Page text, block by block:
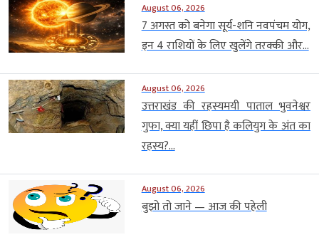
August 06, 2026
7 अगस्त को बनेगा सूर्य-शनि नवपंचम योग,
इन 4 राशियों के लिए खुलेंगे तरक्की और...
August 06, 2026
उत्तराखंड की रहस्यमयी पाताल भुवनेश्वर
गुफा, क्या यहीं छिपा है कलियुग के अंत का
रहस्य?...
August 06, 2026
बुझो तो जाने — आज की पहेली